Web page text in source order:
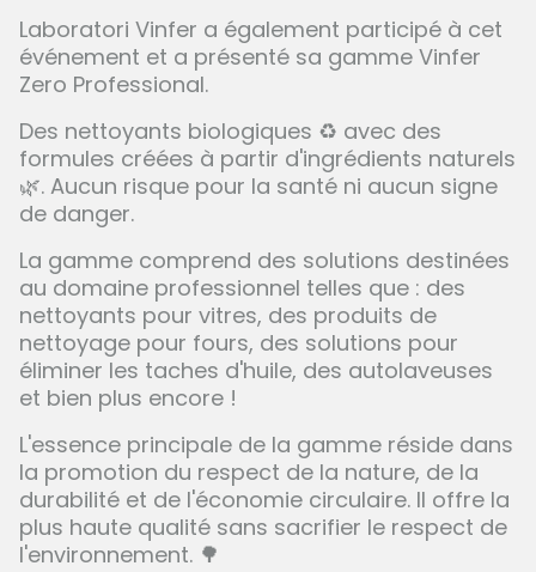
Laboratori Vinfer a également participé à cet
événement et a présenté sa gamme Vinfer
Zero Professional.
Des nettoyants biologiques ♻ avec des
formules créées à partir d'ingrédients naturels
🌿. Aucun risque pour la santé ni aucun signe
de danger.
La gamme comprend des solutions destinées
au domaine professionnel telles que : des
nettoyants pour vitres, des produits de
nettoyage pour fours, des solutions pour
éliminer les taches d'huile, des autolaveuses
et bien plus encore !
L'essence principale de la gamme réside dans
la promotion du respect de la nature, de la
durabilité et de l'économie circulaire. Il offre la
plus haute qualité sans sacrifier le respect de
l'environnement. 🌳